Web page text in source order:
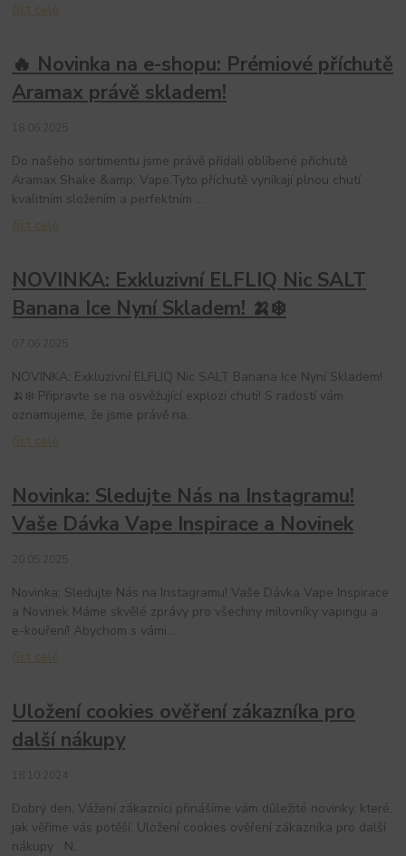
číst celé
🔥 Novinka na e-shopu: Prémiové příchutě
Aramax právě skladem!
Do našeho sortimentu jsme právě přidali oblíbené příchutě
Aramax Shake &amp; Vape.Tyto příchutě vynikají plnou chutí,
kvalitním složením a perfektním ...
číst celé
NOVINKA: Exkluzivní ELFLIQ Nic SALT
Banana Ice Nyní Skladem! 🍌❄️
NOVINKA: Exkluzivní ELFLIQ Nic SALT Banana Ice Nyní Skladem!
🍌❄️ Připravte se na osvěžující explozi chuti! S radostí vám
oznamujeme, že jsme právě na...
číst celé
Novinka: Sledujte Nás na Instagramu!
Vaše Dávka Vape Inspirace a Novinek
Novinka: Sledujte Nás na Instagramu! Vaše Dávka Vape Inspirace
a Novinek Máme skvělé zprávy pro všechny milovníky vapingu a
e-kouření! Abychom s vámi...
číst celé
Uložení cookies ověření zákazníka pro
další nákupy
Dobrý den, Vážení zákazníci přinášíme vám důležité novinky, které,
jak věříme vás potěší. Uložení cookies ověření zákazníka pro další
nákupy N...